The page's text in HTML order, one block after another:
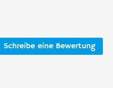
Schreibe eine Bewertung